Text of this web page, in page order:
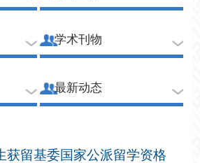
学术刊物
最新动态
获留基委国家公派留学资格